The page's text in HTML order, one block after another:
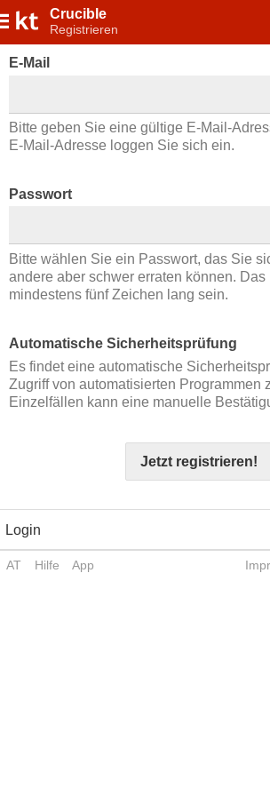
Crucible
Registrieren
E-Mail
Bitte geben Sie eine gültige E-Mail-
E-Mail-Adresse loggen Sie sich ein.
Passwort
Bitte wählen Sie ein Passwort, das Sie
andere aber schwer erraten können. Das
mindestens fünf Zeichen lang sein.
Automatische Sicherheitsprüfung
Es findet eine automatische
Zugriff von automatisierten Programmen
Einzelfällen kann eine manuelle
Jetzt registrieren!
Login
AT Hilfe App